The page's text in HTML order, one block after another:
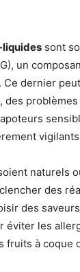
liquides sont
un
Ce dernier
des
naturels
des
des
éviter les
fruits à coque